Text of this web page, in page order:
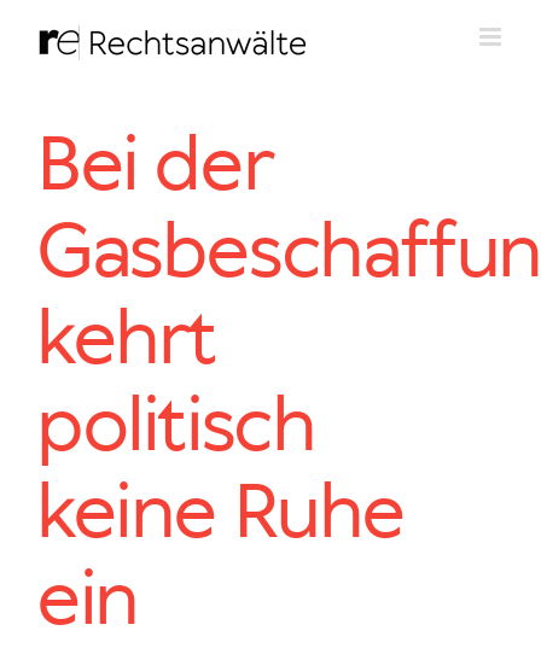
Inhalt
Bei der
kehrt
politisch
keine Ruhe
ein